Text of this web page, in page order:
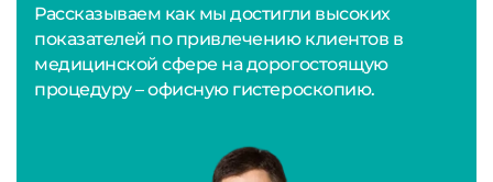
Рассказываем как мы достигли высоких
показателей по привлечению клиентов в
медицинской сфере на дорогостоящую
процедуру – офисную гистероскопию.